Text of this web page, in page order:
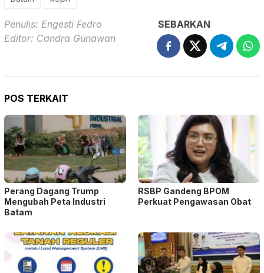
Penulis: Engesti Fedro
Editor: Candra Gunawan
SEBARKAN
POS TERKAIT
Perang Dagang Trump
Mengubah Peta Industri
Batam
RSBP Gandeng BPOM
Perkuat Pengawasan Obat